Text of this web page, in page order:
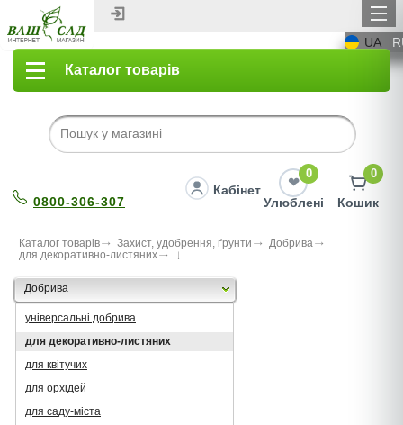
UA
Каталог товарів
0800-306-307
Кабінет
0
Улюблені
0
Кошик
Каталог товарів Захист, удобрення, ґрунти
Добрива
для декоративно-листяних
Добрива
універсальні добрива
для декоративно-листяних
для квітучих
для орхідей
для саду-міста